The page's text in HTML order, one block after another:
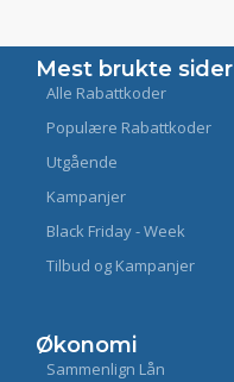
Mest brukte sider
Alle Rabattkoder
Populære Rabattkoder
Utgående
Kampanjer
Black Friday - Week
Tilbud og Kampanjer
Økonomi
Sammenlign Lån